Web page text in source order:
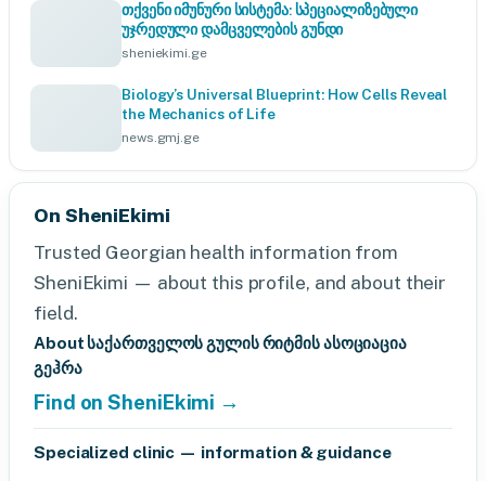
თქვენი იმუნური სისტემა: სპეციალიზებული
უჯრედული დამცველების გუნდი
sheniekimi.ge
Biology’s Universal Blueprint: How Cells Reveal
the Mechanics of Life
news.gmj.ge
On SheniEkimi
Trusted Georgian health information from
SheniEkimi — about this profile, and about their
field.
About საქართველოს გულის რიტმის ასოციაცია
გეჰრა
Find on SheniEkimi →
Specialized clinic — information & guidance